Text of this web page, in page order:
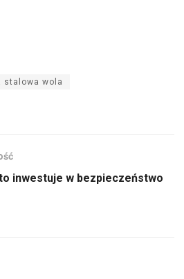
stalowa wola
inwestuje w bezpieczeństwo